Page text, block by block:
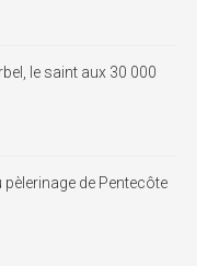
le saint aux 30 000
de Pentecôte